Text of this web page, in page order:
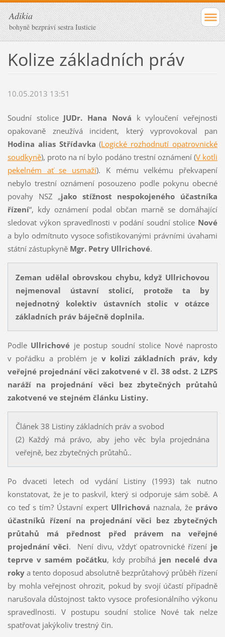
Adikia
bohyně bezpráví sestra Iusticie
Kolize základních práv
10.05.2013 13:51
Soudní stoliceJUDr. Hana Nová k vyloučení veřejnosti
opakovaně zneužívá incident, který vyprovokoval pan
Hodina alias Střídavka(Logické rozhodnutí opatrovnické
soudkyně), proto na ní bylo podáno trestní oznámení (V kotli
pekelném ať se usmaží). K mému velkému překvapení
nebylo trestní oznámení posouzeno podle pokynu obecné
povahy NSZ „jako stížnost nespokojeného účastníka
řízení“, kdy oznámení podal občan marně se domáhající
sledovat výkon spravedlnosti v podání soudní stolice Nové
a bylo odmítnuto vysoce sofistikovanými právními úvahami
státní zástupkyně Mgr. Petry Ullrichové.
Zeman udělal obrovskou chybu, když Ullrichovou
nejmenoval ústavní stolicí, protože ta by
nejednotný kolektiv ústavních stolic v otázce
základních práv báječně doplnila.
Podle Ullrichové je postup soudní stolice Nové naprosto
v pořádku a problém je v kolizi základních práv, kdy
veřejné projednání věci zakotvené v čl. 38 odst. 2 LZPS
naráží na projednání věci bez zbytečných průtahů
zakotvené ve stejném článku Listiny.
Článek 38 Listiny základních práv a svobod
(2) Každý má právo, aby jeho věc byla projednána
veřejně, bez zbytečných průtahů..
Po dvaceti letech od vydání Listiny (1993) tak nutno
konstatovat, že je to paskvil, který si odporuje sám sobě. A
co teď s tím? Ústavní expert Ullrichová naznala, že právo
účastníků řízení na projednání věci bez zbytečných
průtahů má přednost před právem na veřejné
projednání věci. Není divu, vždyť opatrovnické řízení je
teprve v samém počátku, kdy probíhá jen necelé dva
roky a tento doposud absolutně bezprůtahový průběh řízení
by mohla veřejnost ohrozit, pokud by svojí účastí případně
narušovala důstojnost takto vysoce profesionálního výkonu
spravedlnosti. V postupu soudní stolice Nové tak nelze
spatřovat jakýkoliv trestný čin.